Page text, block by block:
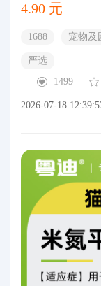
4.90 元
1688 宠物及
严选
1499
2026-07-18